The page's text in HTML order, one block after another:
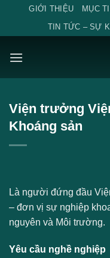
content
GIỚI THIỆU MỤC
TIN TỨC – SỰ
Viện trưởng
Khoáng sản
Là người đứng đầu
– đơn vị sự nghiệp
nguyên và Môi trường.
Yêu cầu nghề nghiệp